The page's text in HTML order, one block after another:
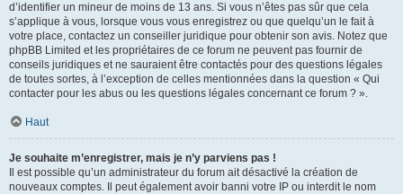
d’identifier un mineur de moins de 13 ans. Si vous n’êtes pas sûr que cela
s’applique à vous, lorsque vous vous enregistrez ou que quelqu’un le fait à
votre place, contactez un conseiller juridique pour obtenir son avis. Notez que
phpBB Limited et les propriétaires de ce forum ne peuvent pas fournir de
conseils juridiques et ne sauraient être contactés pour des questions légales
de toutes sortes, à l’exception de celles mentionnées dans la question « Qui
contacter pour les abus ou les questions légales concernant ce forum ? ».
Haut
Je souhaite m’enregistrer, mais je n’y parviens pas !
Il est possible qu’un administrateur du forum ait désactivé la création de
nouveaux comptes. Il peut également avoir banni votre IP ou interdit le nom